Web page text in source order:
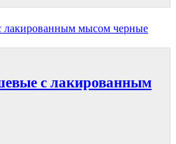
с лакированным